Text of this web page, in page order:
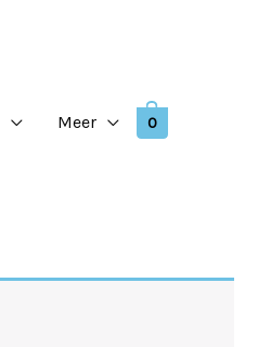
Meer 0